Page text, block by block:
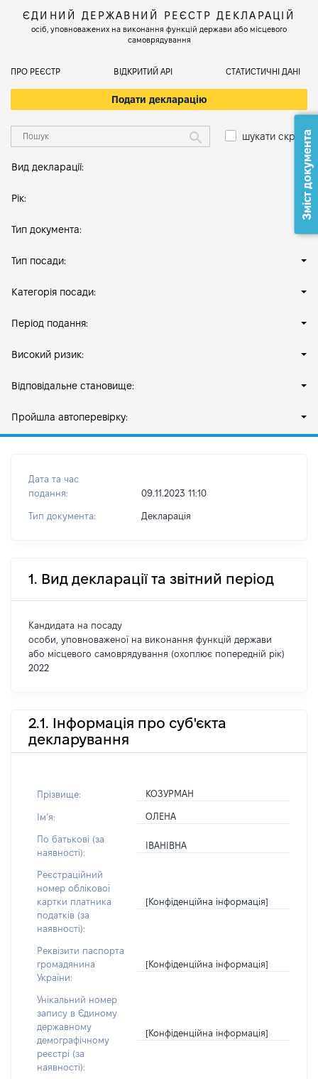
ЄДИНИЙ ДЕРЖАВНИЙ РЕЄСТР ДЕКЛАРАЦІЙ
осіб, уповноважених на виконання функцій держави або місцевого
самоврядування
ПРО РЕЄСТР ВІДКРИТИЙ АРІ СТАТИСТИЧНІ ДАНІ
Подати декларацію
шукати скрізь
Вид декларації:
Рік:
Тип документа:
Тип посади:
Категорія посади:
Період подання:
Високий ризик:
Відповідальне становище:
Пройшла автоперевірку:
Дата та час
подання:
09.11.2023 11:10
Тип документа: Декларація
1. Вид декларації та звітний період
Кандидата на посаду
особи, уповноваженої на виконання функцій держави
або місцевого самоврядування (охоплює попередній рік)
2022
2.1. Інформація про суб'єкта
декларування
Прізвище: КОЗУРМАН
Імʼя: ОЛЕНА
По батькові (за
наявності):
ІВАНІВНА
Реєстраційний
номер облікової
картки платника
податків (за
наявності):
[Конфіденційна інформація]
Реквізити паспорта
громадянина
України:
[Конфіденційна інформація]
Унікальний номер
запису в Єдиному
державному
демографічному
реєстрі (за
наявності):
[Конфіденційна інформація]
Зміст документа